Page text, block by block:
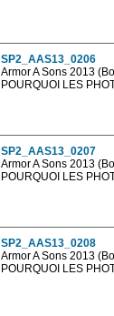
SP2_AAS13_0206
Armor A Sons 2013
POURQUOI LES
SP2_AAS13_0207
Armor A Sons 2013
POURQUOI LES
SP2_AAS13_0208
Armor A Sons 2013
POURQUOI LES